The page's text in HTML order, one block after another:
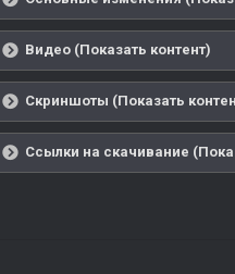
Видео (Показать контент)
Скриншоты (Показать
Ссылки на скачивание